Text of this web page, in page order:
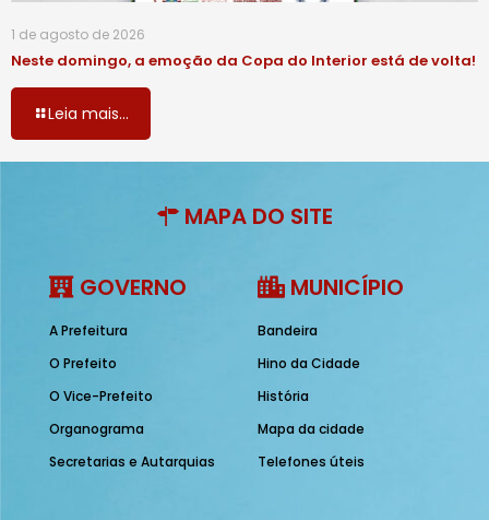
1 de agosto de 2026
Neste domingo, a emoção da Copa do Interior está de volta!
Leia mais...
MAPA DO SITE
GOVERNO
A Prefeitura
O Prefeito
O Vice-Prefeito
Organograma
Secretarias e Autarquias
MUNICÍPIO
Bandeira
Hino da Cidade
História
Mapa da cidade
Telefones úteis